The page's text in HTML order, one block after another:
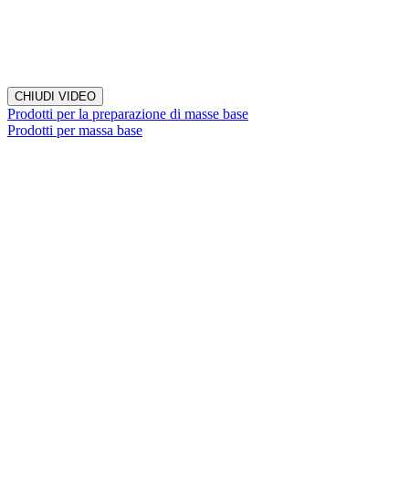
CHIUDI VIDEO
Prodotti per la preparazione di masse base
Prodotti per massa base